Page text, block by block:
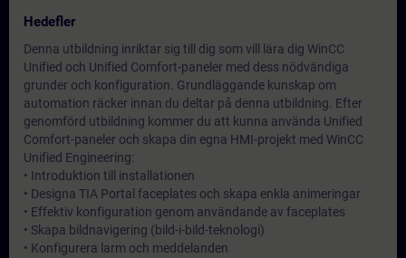
Hedefler
Denna utbildning inriktar sig till dig som vill lära dig WinCC
Unified och Unified Comfort-paneler med dess nödvändiga
grunder och konfiguration. Grundläggande kunskap om
automation räcker innan du deltar på denna utbildning. Efter
genomförd utbildning kommer du att kunna använda Unified
Comfort-paneler och skapa din egna HMI-projekt med WinCC
Unified Engineering:
• Introduktion till installationen
• Designa TIA Portal faceplates och skapa enkla animeringar
• Effektiv konfiguration genom användande av faceplates
• Skapa bildnavigering (bild-i-bild-teknologi)
• Konfigurera larm och meddelanden